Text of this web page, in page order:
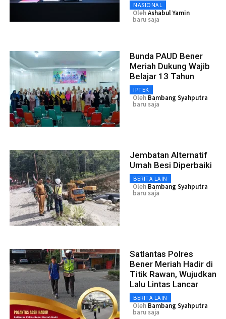
NASIONAL
OlehAshabul Yamin
baru saja
Bunda PAUD Bener
Meriah Dukung Wajib
Belajar 13 Tahun
IPTEK
Oleh Bambang Syahputra
baru saja
Jembatan Alternatif
Umah Besi Diperbaiki
BERITA LAIN
Oleh Bambang Syahputra
baru saja
Satlantas Polres
Bener Meriah Hadir di
Titik Rawan, Wujudkan
Lalu Lintas Lancar
BERITA LAIN
Oleh Bambang Syahputra
baru saja